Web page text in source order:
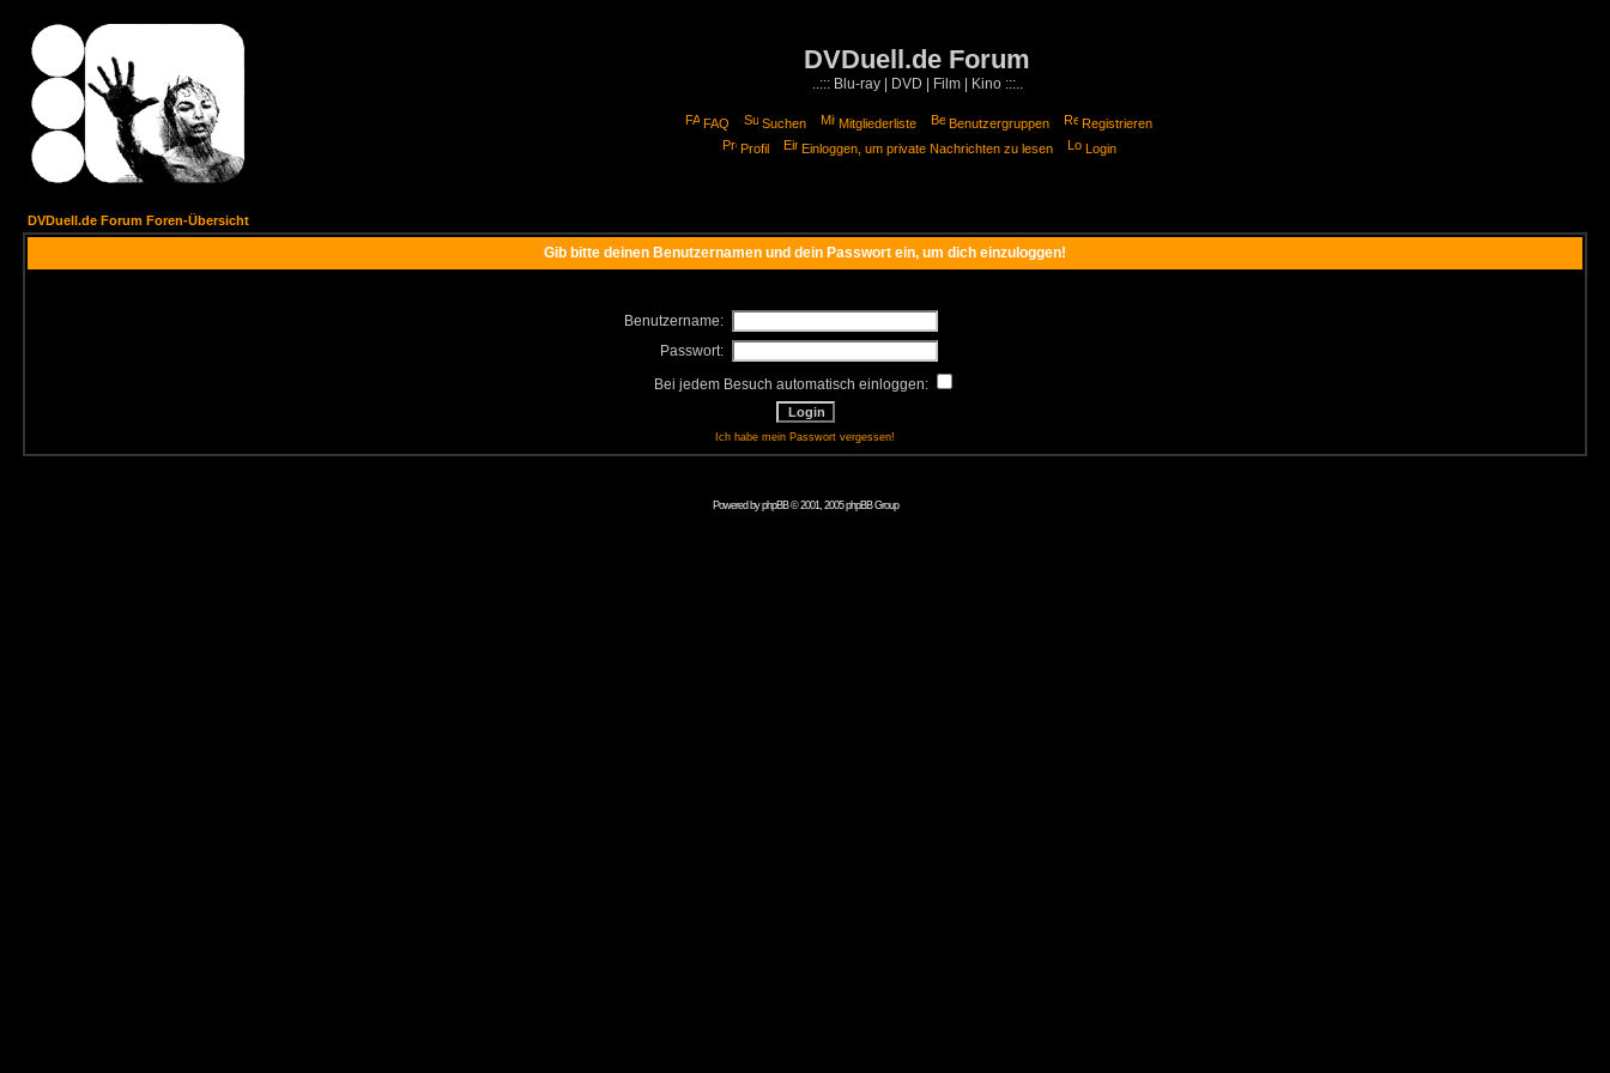
DVDuell.de Forum
..::: Blu-ray | DVD | Film | Kino :::..
FAQ Suchen Mitgliederliste Benutzergruppen
Registrieren
Profil
Einloggen, um private Nachrichten zu lesen Login
DVDuell.de Forum Foren-Übersicht
Gib bitte deinen Benutzernamen und dein Passwort ein, um dich einzuloggen!
Benutzername:
Passwort:
Bei jedem Besuch automatisch einloggen:
Ich habe mein Passwort vergessen!
Powered byphpBB© 2001, 2005 phpBB Group